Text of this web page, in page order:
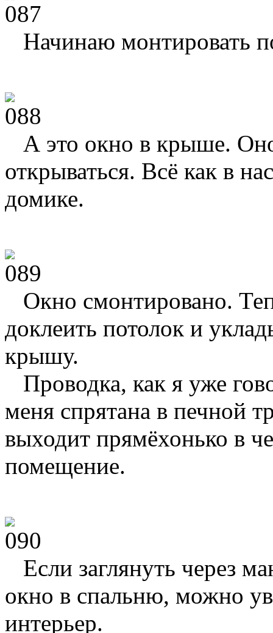
Начинаю монтировать
А это окно в крыше.
открываться. Всё как в
домике.
Окно смонтировано.
доклеить потолок и
крышу.
Проводка, как я уже
меня спрятана в печной
выходит прямёхонько в
помещение.
Если заглянуть через
окно в спальню, можно
интерьер.